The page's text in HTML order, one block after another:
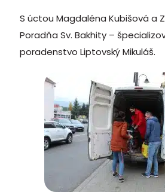
S úctou Magdaléna Kubišová a
Poradňa Sv. Bakhity –
poradenstvo Liptovský Mikuláš.